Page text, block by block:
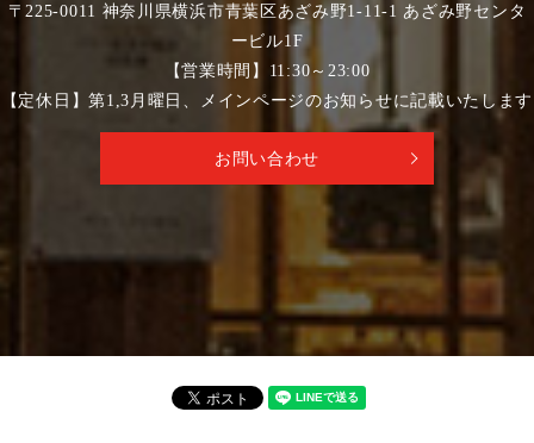
〒225-0011 神奈川県横浜市青葉区あざみ野1-11-1 あざみ野センタ
ービル1F
【営業時間】11:30～23:00
【定休日】第1,3月曜日、メインページのお知らせに記載いたします
お問い合わせ